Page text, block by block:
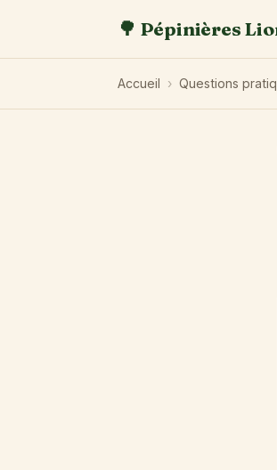
🌳 Pépinières
Accueil › Questions